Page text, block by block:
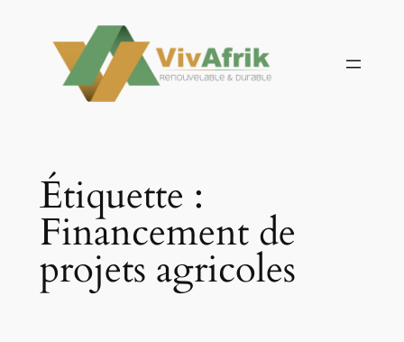
contenu
Étiquette :
Financement de
projets agricoles